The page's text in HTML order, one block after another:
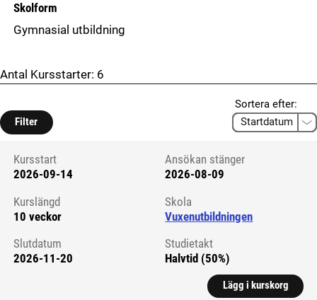
Skolform
Gymnasial utbildning
Antal Kursstarter: 6
Filter
Sortera efter:
Kursstart 6326818
Kursstart
2026-09-14
Ansökan stänger
2026-08-09
Kurslängd
10 veckor
Skola
Vuxenutbildningen
Slutdatum
2026-11-20
Studietakt
Halvtid (50%)
Lägg i kurskorg